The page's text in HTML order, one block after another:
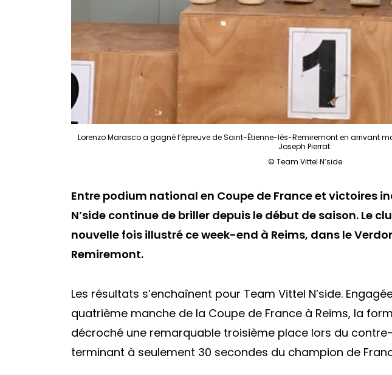
Lorenzo Marasco a gagné l’épreuve de Saint-Étienne-lès-Remiremont en arrivant
Joseph Pierrat.
© Team Vittel N’side
Entre podium national en Coupe de France et victoires
N’side continue de briller depuis le début de saison. Le
nouvelle fois illustré ce week-end à Reims, dans le
Remiremont.
Les résultats s’enchaînent pour Team Vittel N’side.
quatrième manche de la Coupe de France à Reims, la
décroché une remarquable troisième place lors du
terminant à seulement 30 secondes du champion de